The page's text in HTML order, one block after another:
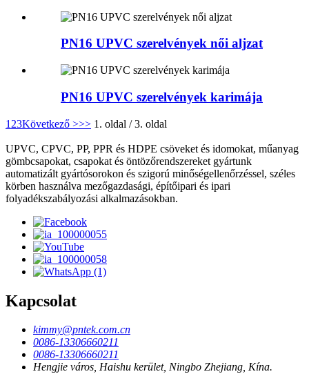
PN16 UPVC szerelvények női aljzat
PN16 UPVC szerelvények karimája
1 23Következő >>> 1. oldal / 3. oldal
UPVC, CPVC, PP, PPR és HDPE csöveket és idomokat, műanyag
gömbcsapokat, csapokat és öntözőrendszereket gyártunk
automatizált gyártósorokon és szigorú minőségellenőrzéssel, széles
körben használva mezőgazdasági, építőipari és ipari
folyadékszabályozási alkalmazásokban.
Kapcsolat
kimmy@pntek.com.cn
0086-13306660211
0086-13306660211
Hengjie város, Haishu kerület, Ningbo Zhejiang, Kína.